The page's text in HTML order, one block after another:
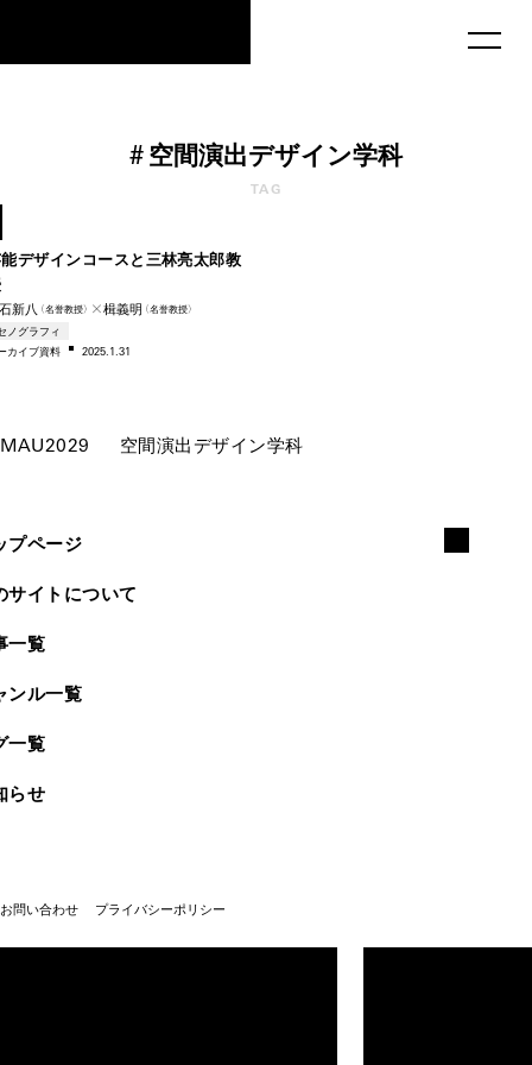
# 空間演出デザイン学科
TAG
1952
デザインコースと三林亮太郎教
新八 （名誉教授） ✕楫義明 （名誉教授）
ノグラフィ
カイブ資料 2025.1.31
MAU2029 空間演出デザイン学科
プページ
サイトについて
一覧
ンル一覧
一覧
らせ
お問い合わせ プライバシーポリシー